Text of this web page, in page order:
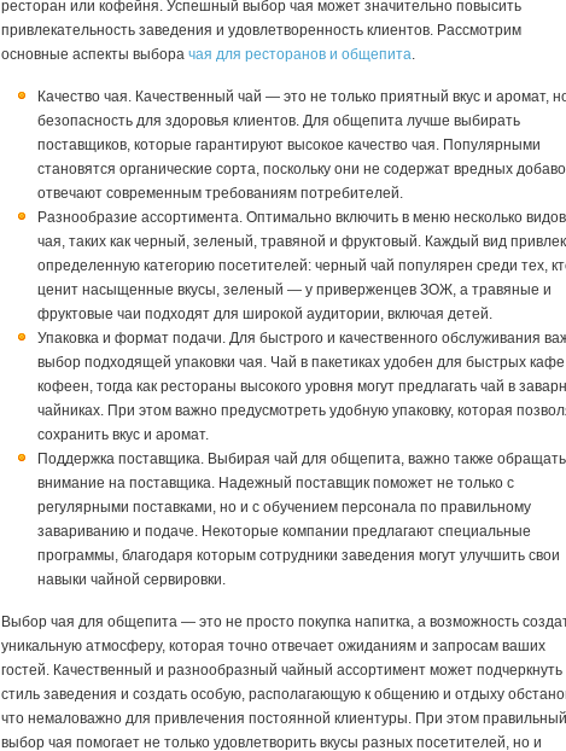
ресторан или кофейня. Успешный выбор чая может значительно повысить
привлекательность заведения и удовлетворенность клиентов. Рассмотрим
основные аспекты выбора чая для ресторанов и общепита.
Качество чая. Качественный чай — это не только приятный вкус и аромат,
безопасность для здоровья клиентов. Для общепита лучше выбирать
поставщиков, которые гарантируют высокое качество чая. Популярными
становятся органические сорта, поскольку они не содержат вредных
отвечают современным требованиям потребителей.
Разнообразие ассортимента. Оптимально включить в меню несколько видов
чая, таких как черный, зеленый, травяной и фруктовый. Каждый вид
определенную категорию посетителей: черный чай популярен среди тех,
ценит насыщенные вкусы, зеленый — у приверженцев ЗОЖ, а травяные и
фруктовые чаи подходят для широкой аудитории, включая детей.
Упаковка и формат подачи. Для быстрого и качественного обслуживания
выбор подходящей упаковки чая. Чай в пакетиках удобен для быстрых
кофеен, тогда как рестораны высокого уровня могут предлагать чай в
чайниках. При этом важно предусмотреть удобную упаковку, которая
сохранить вкус и аромат.
Поддержка поставщика. Выбирая чай для общепита, важно также обращать
внимание на поставщика. Надежный поставщик поможет не только с
регулярными поставками, но и с обучением персонала по правильному
завариванию и подаче. Некоторые компании предлагают специальные
программы, благодаря которым сотрудники заведения могут улучшить свои
навыки чайной сервировки.
Выбор чая для общепита — это не просто покупка напитка, а возможность
уникальную атмосферу, которая точно отвечает ожиданиям и запросам ваших
гостей. Качественный и разнообразный чайный ассортимент может подчеркнуть
стиль заведения и создать особую, располагающую к общению и отдыху
что немаловажно для привлечения постоянной клиентуры. При этом правильный
выбор чая помогает не только удовлетворить вкусы разных посетителей, но и